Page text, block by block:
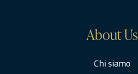
About Us
Chi siamo